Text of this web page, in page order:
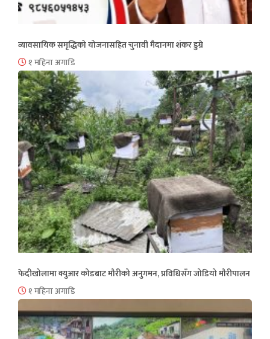
व्यावसायिक समृद्धिको योजनासहित चुनावी मैदानमा शंकर डुम्रे
१ महिना अगाडि
फेदीखोलामा क्युआर कोडबाट मौरीको अनुगमन, प्रविधिसँग जोडियो मौरीपालन
१ महिना अगाडि